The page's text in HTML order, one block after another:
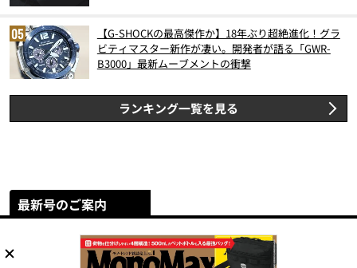
【G-SHOCKの最高傑作か】18年ぶり超絶進化！グラ
ビティマスター新作が凄い。開発者が語る「GWR-
B3000」最新ムーブメントの衝撃
ランキング一覧を見る
最新号のご案内